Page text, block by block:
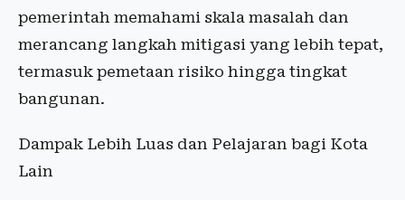
pemerintah memahami skala masalah dan
merancang langkah mitigasi yang lebih tepat,
termasuk pemetaan risiko hingga tingkat
bangunan.
Dampak Lebih Luas dan Pelajaran bagi Kota
Lain